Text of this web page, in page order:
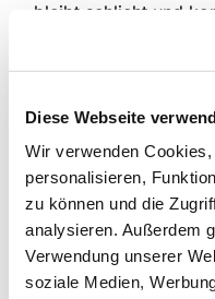
Diese Webseite
Wir verwenden
personalisieren,
zu können und die
analysieren. Außerdem
Verwendung unserer
soziale Medien,
bleibt schlicht und
diesen Tag